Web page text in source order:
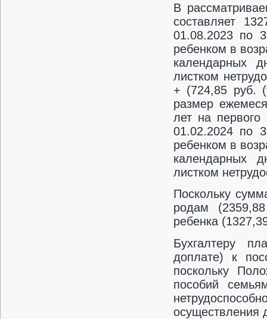
В
составляет
01.08.2023 по
ребенком в
календарных
листком
+ (724,85 руб.
размер
лет на
01.02.2024 по
ребенком в
календарных
листком
Поскольку
родам
ребенка
Бухгалтеру
доплате) к
поскольку
пособий
осуществления